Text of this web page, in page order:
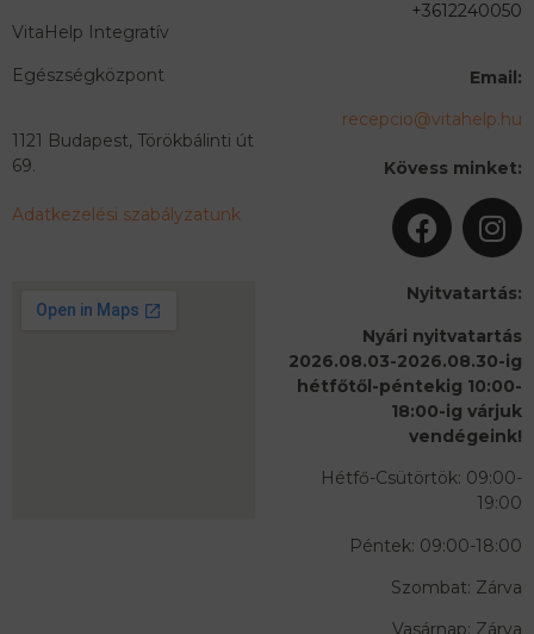
VitaHelp Integratív
Egészségközpont
1121 Budapest, Törökbálinti út
69.
Adatkezelési szabályzatunk
+3612240050
Email:
recepcio@vitahelp.hu
Kövess minket:
Nyitvatartás:
Nyári nyitvatartás
2026.08.03-2026.08.30-ig
hétfőtől-péntekig 10:00-
18:00-ig várjuk
vendégeink!
Hétfő-Csütörtök: 09:00-
19:00
Péntek: 09:00-18:00
Szombat: Zárva
Vasárnap: Zárva